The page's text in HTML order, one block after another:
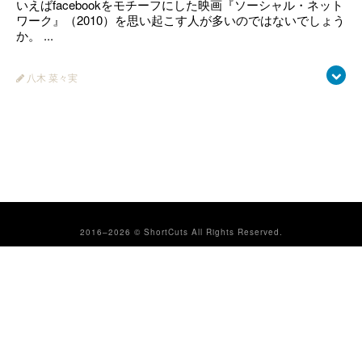
いえばfacebookをモチーフにした映画『ソーシャル・ネット
ワーク』（2010）を思い起こす人が多いのではないでしょう
か。 ...
八木 菜々実
2016–2026 © ShortCuts All Rights Reserved.